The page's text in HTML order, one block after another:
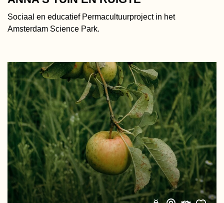
Sociaal en educatief Permacultuurproject in het
Amsterdam Science Park.